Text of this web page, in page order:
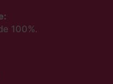
100%.